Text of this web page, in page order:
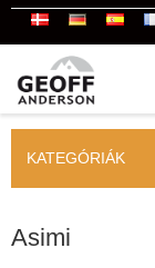
KATEGÓRIÁK
Asimi